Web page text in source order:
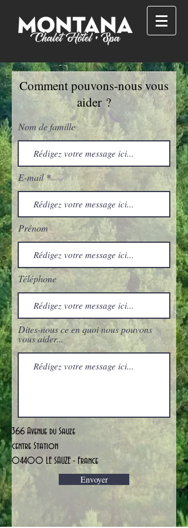
Comment pouvons-nous vous
aider ?
Nom de famille
E-mail
Prénom
Téléphone
Dites-nous ce en quoi nous pouvons
vous aider...
366 Avenue du Sauze
centre Station
04400 LE SAUZE - France
Envoyer